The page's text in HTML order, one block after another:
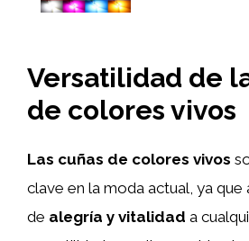
Versatilidad de
de colores vivos
Las cuñas de colores vivos
clave en la moda actual, ya
de alegría y vitalidad a